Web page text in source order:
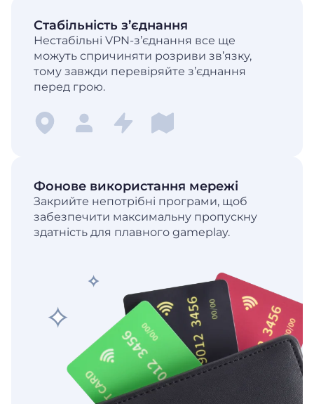
Стабільність з’єднання
Нестабільні VPN-з’єднання все ще
можуть спричиняти розриви зв’язку,
тому завжди перевіряйте з’єднання
перед грою.
Фонове використання мережі
Закрийте непотрібні програми, щоб
забезпечити максимальну пропускну
здатність для плавного gameplay.